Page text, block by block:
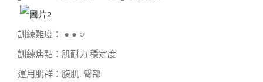
訓練難度： ● ● ○
訓練焦點：肌耐力.穩定度
運用肌群：腹肌, 臀部